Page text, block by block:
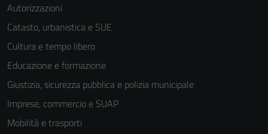
Autorizzazioni
Catasto, urbanistica e SUE
Cultura e tempo libero
Educazione e formazione
Giustizia, sicurezza pubblica e polizia municipale
Imprese, commercio e SUAP
Mobilità e trasporti